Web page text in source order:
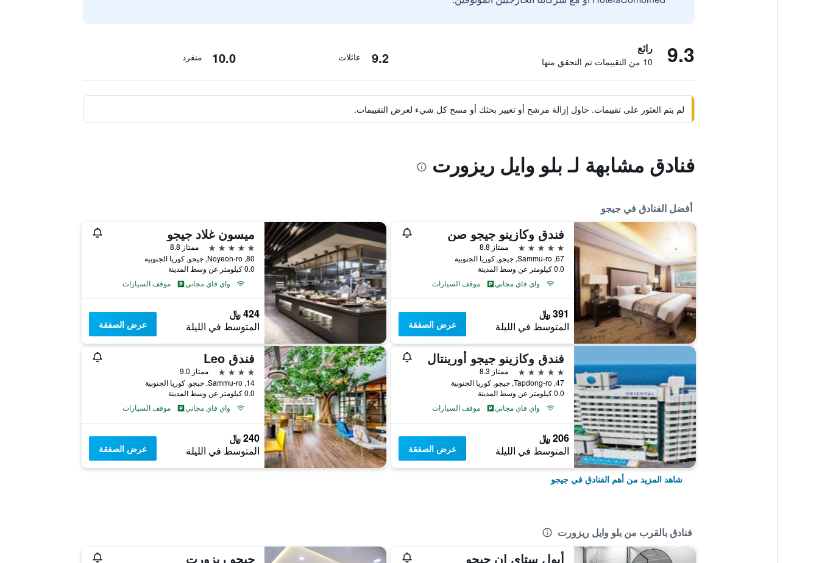
9.3 رائع
10 من التقييمات تم التحقق منها 9.2 عائلات 10.0 منفرد
لم يتم العثور على تقييمات. حاول إزالة مرشح أو تغيير بحثك أو مسح كل شيء لعرض التقييمات.
فنادق مشابهة لـ بلو وايل ريزورت
أفضل الفنادق في جيجو
فندق وكازينو جيجو صن
5 نجوم
ممتاز 8.8
67, Sammu-ro, جيجو, كوريا الجنوبية
0.0 كيلومتر عن وسط المدينة
واي فاي مجاني
موقف السيارات
391 ﷼
المتوسط في الليلة عرض الصفقة
ميسون غلاد جيجو
5 نجوم
ممتاز 8.8
80, Noyeon-ro, جيجو, كوريا الجنوبية
0.0 كيلومتر عن وسط المدينة
واي فاي مجاني
موقف السيارات
424 ﷼
المتوسط في الليلة عرض الصفقة
فندق وكازينو جيجو أورينتال
5 نجوم
ممتاز 8.3
47, Tapdong-ro, جيجو, كوريا الجنوبية
0.0 كيلومتر عن وسط المدينة
واي فاي مجاني
موقف السيارات
206 ﷼
المتوسط في الليلة عرض الصفقة
فندق Leo
4 نجوم
ممتاز 9.0
14, Sammu-ro, جيجو, كوريا الجنوبية
0.0 كيلومتر عن وسط المدينة
واي فاي مجاني
موقف السيارات
240 ﷼
المتوسط في الليلة عرض الصفقة
شاهد المزيد من أهم الفنادق في جيجو
فنادق بالقرب من بلو وايل ريزورت
أيول ستاي إن جيجو جيجو ريزورت